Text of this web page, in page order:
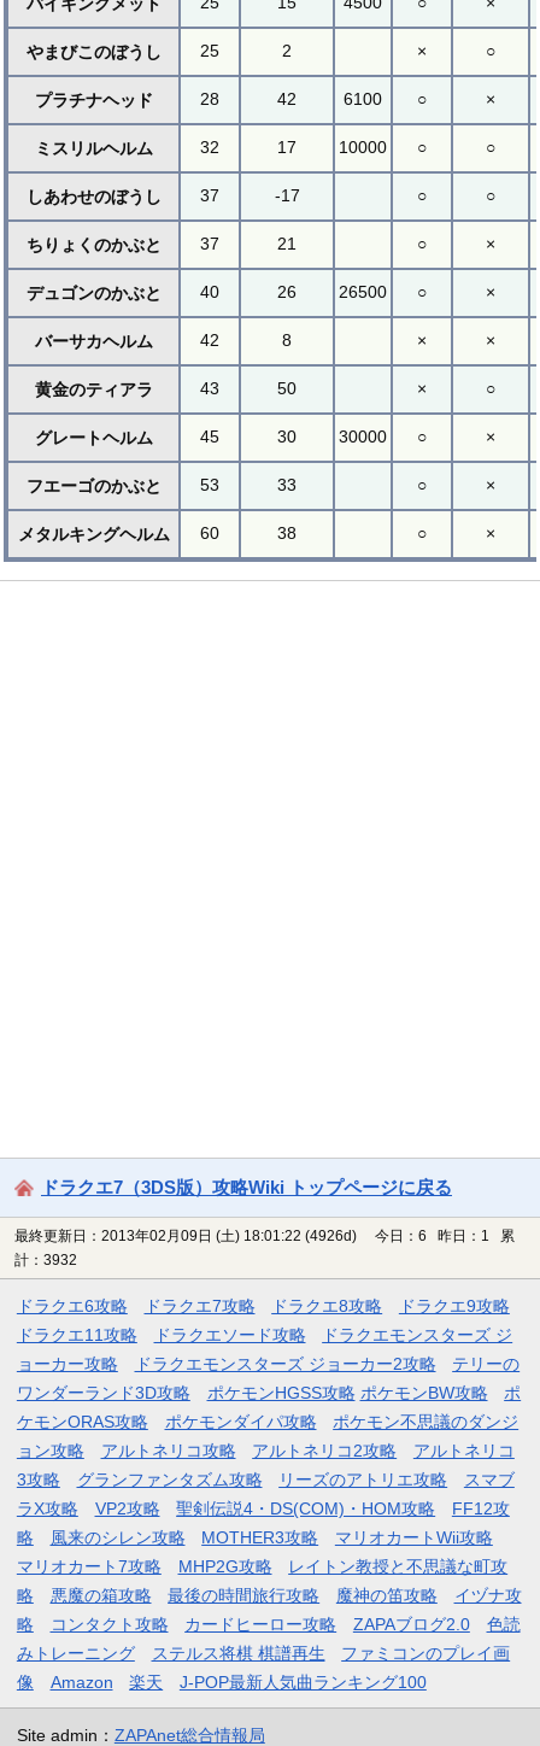
バイキングメット
やまびこのぼうし 25 2 × ○
プラチナヘッド 28 42 6100 ○ ×
ミスリルヘルム 32 17 10000 ○ ○
しあわせのぼうし 37 -17 ○ ○
ちりょくのかぶと 37 21 ○ ×
デュゴンのかぶと 40 26 26500 ○ ×
バーサカヘルム 42 8 × ×
黄金のティアラ 43 50 × ○
グレートヘルム 45 30 30000 ○ ×
フエーゴのかぶと 53 33 ○ ×
メタルキングヘルム 60 38 ○ ×
ドラクエ7（3DS版）攻略Wiki トップページに戻る
最終更新日：2013年02月09日 (土) 18:01:22 (4926d)
今日：6 昨日：1 累
計：3932
ドラクエ6攻略 ドラクエ7攻略 ドラクエ8攻略
ドラクエ9攻略
ドラクエ11攻略
ドラクエソード攻略
ドラクエモンスターズ ジ
ョーカー攻略
ドラクエモンスターズ ジョーカー2攻略
テリーの
ワンダーランド3D攻略
ポケモンHGSS攻略 ポケモンBW攻略
ポ
ケモンORAS攻略
ポケモンダイパ攻略
ポケモン不思議のダンジ
ョン攻略
アルトネリコ攻略 アルトネリコ2攻略
アルトネリコ
3攻略
グランファンタズム攻略 リーズのアトリエ攻略
スマブ
ラX攻略
VP2攻略 聖剣伝説4・DS(COM)・HOM攻略
FF12攻
略
風来のシレン攻略 MOTHER3攻略
マリオカートWii攻略
マリオカート7攻略
MHP2G攻略
レイトン教授と不思議な町攻
略
悪魔の箱攻略 最後の時間旅行攻略 魔神の笛攻略
イヅナ攻
略
コンタクト攻略 カードヒーロー攻略 ZAPAブログ2.0
色読
みトレーニング
ステルス将棋 棋譜再生
ファミコンのプレイ画
像
Amazon 楽天 J-POP最新人気曲ランキング100
Site admin： ZAPAnet総合情報局